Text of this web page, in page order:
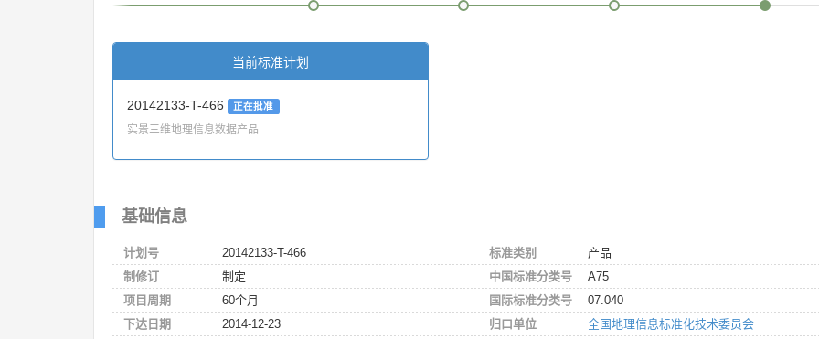
当前标准计划
20142133-T-466 正在批准
实景三维地理信息数据产品
基础信息
计划号
20142133-T-466
制修订
制定
项目周期
60个月
下达日期
2014-12-23
标准类别
产品
中国标准分类号
A75
国际标准分类号
07.040
归口单位
全国地理信息标准化技术委员会